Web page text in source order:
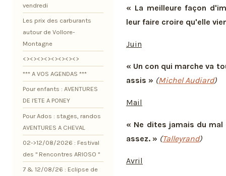
« La meilleure façon
leur faire croire qu'elle
Juin
« Un con qui marche va
assis » (Michel Audiard)
Mail
« Ne dites jamais du
assez. » (Talleyrand)
Avril
vendredi
Les prix des carburants
autour de Vollore-
Montagne
<><><><><><><><>
*** A VOS AGENDAS ***
Pour enfants : AVENTURES
DE l'ETE A PONEY
Pour Ados : stages, randos
AVENTURES A CHEVAL
02->12/08/2026 : Festival
des " Rencontres ARIOSO "
7 & 12/08/26 : Eclipse de